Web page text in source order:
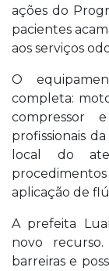
ações do
pacientes
aos serviços
O
completa:
compressor
profissionais
local do
aplicação de
A prefeita
novo
barreiras e